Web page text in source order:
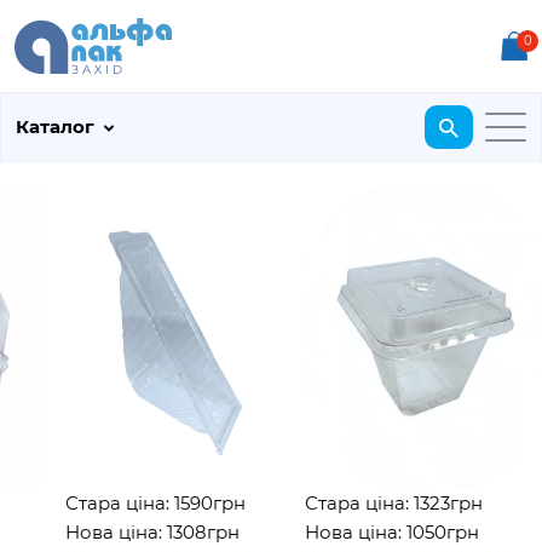
0
Каталог
ціна: 1590грн
ціна: 1308грн
Стара ціна: 1323грн
Нова ціна: 1050грн